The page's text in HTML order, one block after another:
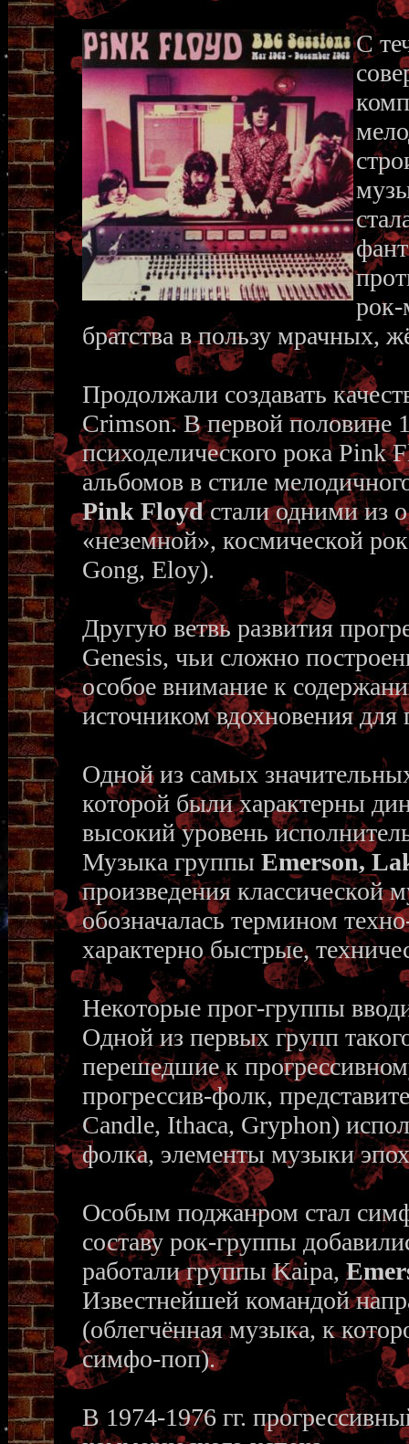
С
братства в пользу мрачных,
Продолжали создавать
Crimson. В первой половине
психоделического рока Pink
альбомов в стиле
Pink Floydстали одними из
«неземной», космической
Gong, Eloy).
Другую ветвь развития
Genesis, чьи сложно
особое внимание к
источником вдохновения для
Одной из самых
которой были характерны
высокий уровень
Музыка группы Emerson,
произведения классической
обозначалась термином
характерно быстрые,
Некоторые прог-группы
Одной из первых групп
перешедшие к
прогрессив-фолк,
Candle, Ithaca, Gryphon)
фолка, элементы музыки
Особым поджанром стал
составу рок-группы
работали группы Kaipa,
Известнейшей командой
(облегчённая музыка, к
симфо-поп).
В 1974-1976 гг.